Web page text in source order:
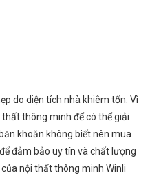
do diện tích nhà khiêm tốn. Vì
thông minh để có thể giải
khoăn không biết nên mua
đảm bảo uy tín và chất lượng
nội thất thông minh Winli